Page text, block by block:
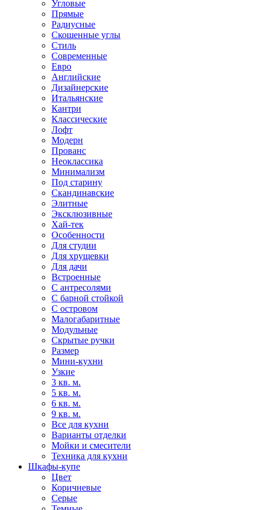
Угловые
Прямые
Радиусные
Скошенные углы
Стиль
Современные
Евро
Английские
Дизайнерские
Итальянские
Кантри
Классические
Лофт
Модерн
Прованс
Неоклассика
Минимализм
Под старину
Скандинавские
Элитные
Эксклюзивные
Хай-тек
Особенности
Для студии
Для хрущевки
Для дачи
Встроенные
С антресолями
С барной стойкой
С островом
Малогабаритные
Модульные
Скрытые ручки
Размер
Мини-кухни
Узкие
3 кв. м.
5 кв. м.
6 кв. м.
9 кв. м.
Все для кухни
Варианты отделки
Мойки и смесители
Техника для кухни
Шкафы-купе
Цвет
Коричневые
Серые